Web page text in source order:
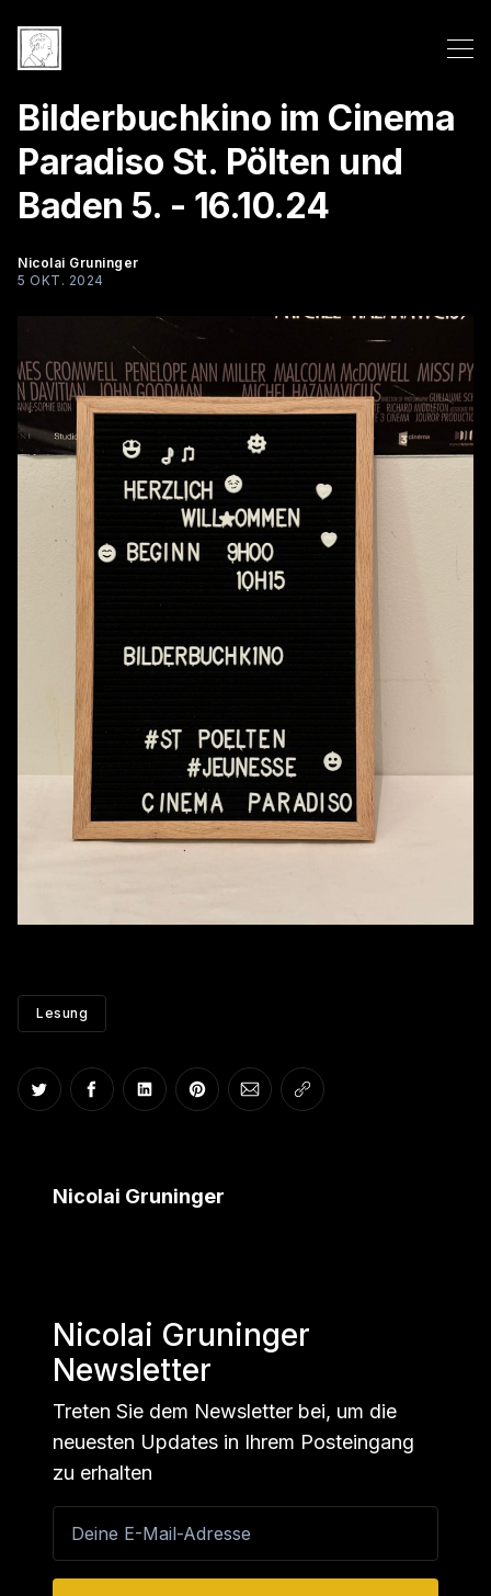
Bilderbuchkino im Cinema
Paradiso St. Pölten und
Baden 5. - 16.10.24
Nicolai Gruninger
5 OKT. 2024
Lesung
Auf Twitter teilen
Auf Facebook teilen
Auf LinkedIn teilen
Auf Pinterest teilen
Per E-Mail teilen
Link kopieren
Nicolai Gruninger
Nicolai Gruninger
Newsletter
Treten Sie dem Newsletter bei, um die
neuesten Updates in Ihrem Posteingang
zu erhalten